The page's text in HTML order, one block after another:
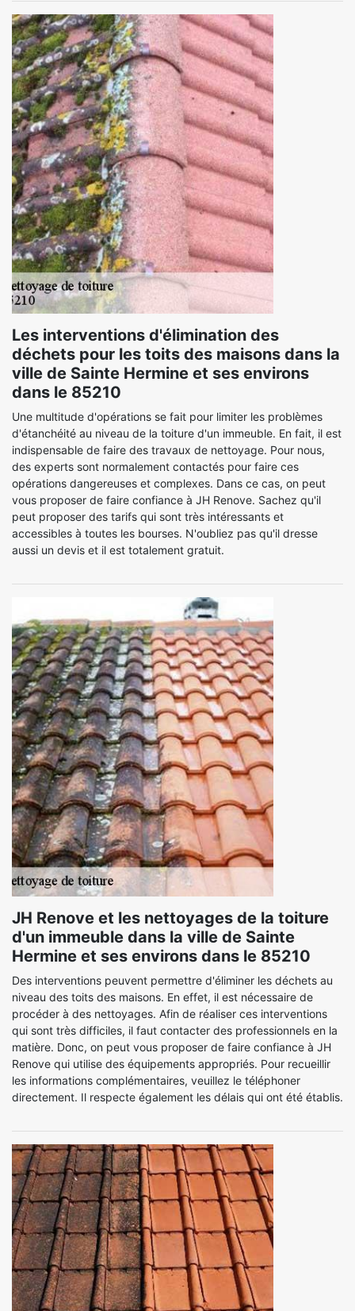
Les interventions d'élimination des
déchets pour les toits des maisons dans la
ville de Sainte Hermine et ses environs
dans le 85210
Une multitude d'opérations se fait pour limiter les problèmes
d'étanchéité au niveau de la toiture d'un immeuble. En fait, il est
indispensable de faire des travaux de nettoyage. Pour nous,
des experts sont normalement contactés pour faire ces
opérations dangereuses et complexes. Dans ce cas, on peut
vous proposer de faire confiance à JH Renove. Sachez qu'il
peut proposer des tarifs qui sont très intéressants et
accessibles à toutes les bourses. N'oubliez pas qu'il dresse
aussi un devis et il est totalement gratuit.
JH Renove et les nettoyages de la toiture
d'un immeuble dans la ville de Sainte
Hermine et ses environs dans le 85210
Des interventions peuvent permettre d'éliminer les déchets au
niveau des toits des maisons. En effet, il est nécessaire de
procéder à des nettoyages. Afin de réaliser ces interventions
qui sont très difficiles, il faut contacter des professionnels en la
matière. Donc, on peut vous proposer de faire confiance à JH
Renove qui utilise des équipements appropriés. Pour recueillir
les informations complémentaires, veuillez le téléphoner
directement. Il respecte également les délais qui ont été établis.